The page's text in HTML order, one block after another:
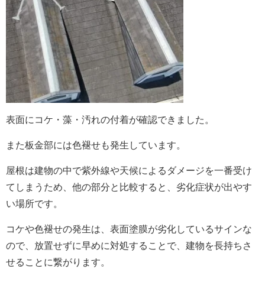
表面にコケ・藻・汚れの付着が確認できました。
また板金部には色褪せも発生しています。
屋根は建物の中で紫外線や天候によるダメージを一番受け
てしまうため、他の部分と比較すると、劣化症状が出やす
い場所です。
コケや色褪せの発生は、表面塗膜が劣化しているサインな
ので、放置せずに早めに対処することで、建物を長持ちさ
せることに繋がります。